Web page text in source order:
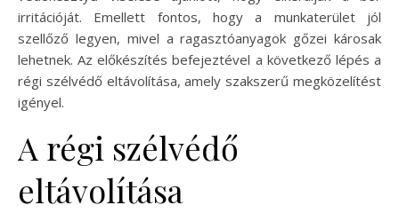
irritációját. Emellett fontos, hogy a munkaterület jól
szellőző legyen, mivel a ragasztóanyagok gőzei károsak
lehetnek. Az előkészítés befejeztével a következő lépés a
régi szélvédő eltávolítása, amely szakszerű megközelítést
igényel.
A régi szélvédő
eltávolítása